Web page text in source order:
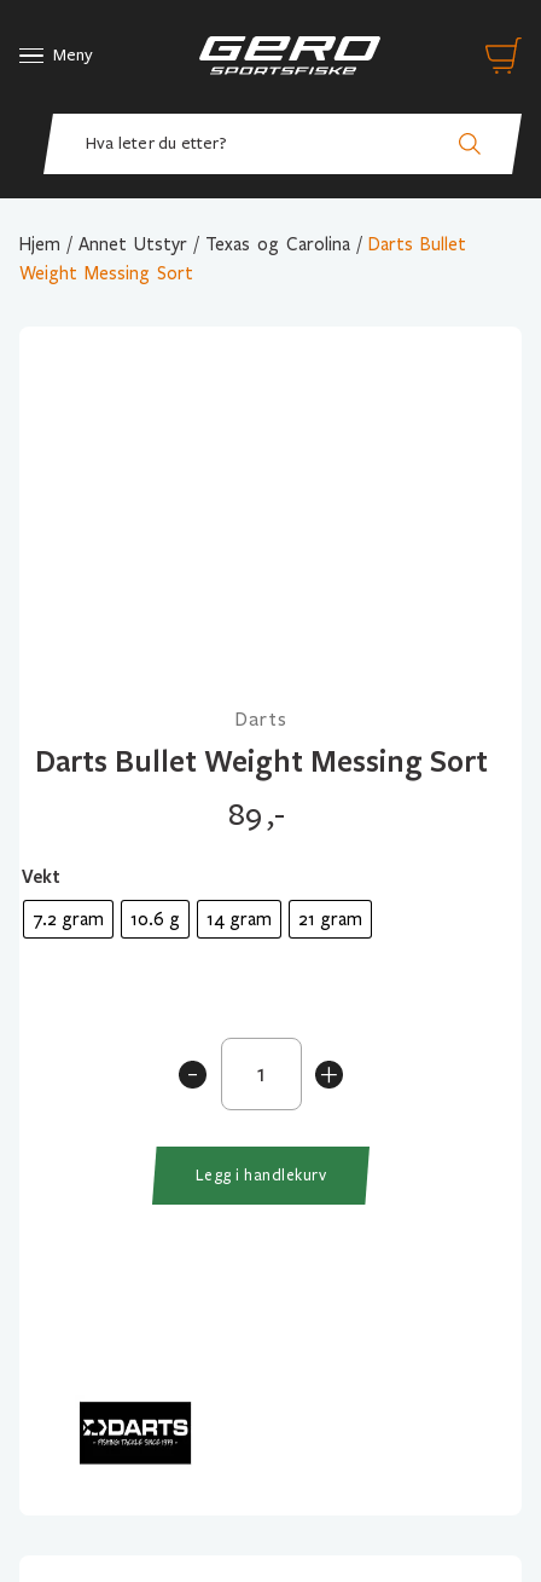
Meny
Hjem / Annet Utstyr / Texas og Carolina / Darts Bullet
Weight Messing Sort
Darts
Darts Bullet Weight Messing Sort
89,-
Vekt
7.2 gram 10.6 g 14 gram 21 gram
+
Darts
Bullet
Weight
Sort
-
Legg i handlekurv